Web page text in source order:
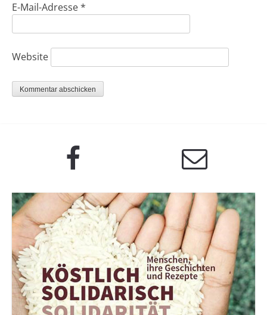
E-Mail-Adresse*
Website